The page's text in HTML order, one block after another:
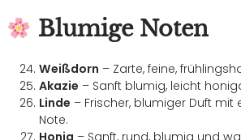
Blumige Noten
Weißdorn – Zarte, feine,
Akazie – Sanft blumig, leicht
Linde – Frischer, blumiger Duft mit
Note.
Honig – Sanft, rund, blumig und